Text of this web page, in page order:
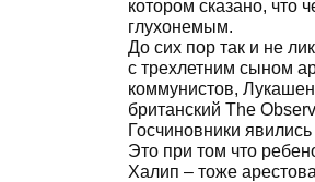
котором сказано, что
глухонемым.
До сих пор так и не
с трехлетним сыном
коммунистов,
британский The
Госчиновники
Это при том что
Халип – тоже